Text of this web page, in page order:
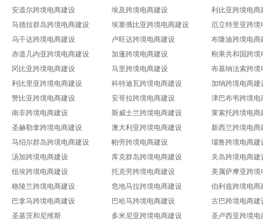
安道尔跨境电商建设
埃及跨境电商建设
利比亚跨境电商
马德拉群岛跨境电商建设
埃塞俄比亚跨境电商建设
厄立特里亚跨
乌干达跨境电商建设
卢旺达跨境电商建设
布隆迪跨境电商
赤道几内亚跨境电商建设
加蓬跨境电商建设
刚果共和国跨境
冈比亚跨境电商建设
马里跨境电商建设
布基纳法索跨境
利比里亚跨境电商建设
科特迪瓦跨境电商建设
加纳跨境电商建
赞比亚跨境电商建设
安哥拉跨境电商建设
津巴布韦跨境电
南非跨境电商建设
斯威士兰跨境电商建设
莱索托跨境电商
圣赫勒拿跨境电商建设
澳大利亚跨境电商建设
新西兰跨境电商
马绍尔群岛跨境电商建设
帕劳跨境电商建设
瑙鲁跨境电商建
汤加跨境电商建设
库克群岛跨境电商建设
关岛跨境电商建
纽埃跨境电商建设
托克劳跨境电商建设
美属萨摩亚跨境
格陵兰跨境电商建设
危地马拉跨境电商建设
伯利兹跨境电商
巴拿马跨境电商建设
巴哈马跨境电商建设
古巴跨境电商建
圣基茨和尼维斯
多米尼亚跨境电商建设
圣卢西亚跨境电